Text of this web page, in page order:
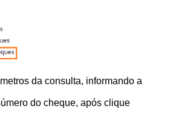
da consulta, informando a
do cheque, após clique